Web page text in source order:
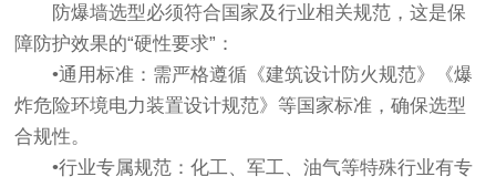
防爆墙选型必须符合国家及行业相关规范，这是保
障防护效果的“硬性要求”：
•通用标准：需严格遵循《建筑设计防火规范》《爆
炸危险环境电力装置设计规范》等国家标准，确保选型
合规性。
•行业专属规范：化工、军工、油气等特殊行业有专